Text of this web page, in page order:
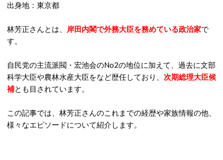
出身地：東京都
林芳正さんとは、 岸田内閣で外務大臣を務めている政治家で
す。
自民党の主流派閥・宏池会のNo2の地位に加えて、過去に文部
科学大臣や農林水産大臣をなど歴任しており、 次期総理大臣候
補とも目されています。
この記事では、林芳正さんのこれまでの経歴や家族情報の他、
様々なエピソードについて紹介します。